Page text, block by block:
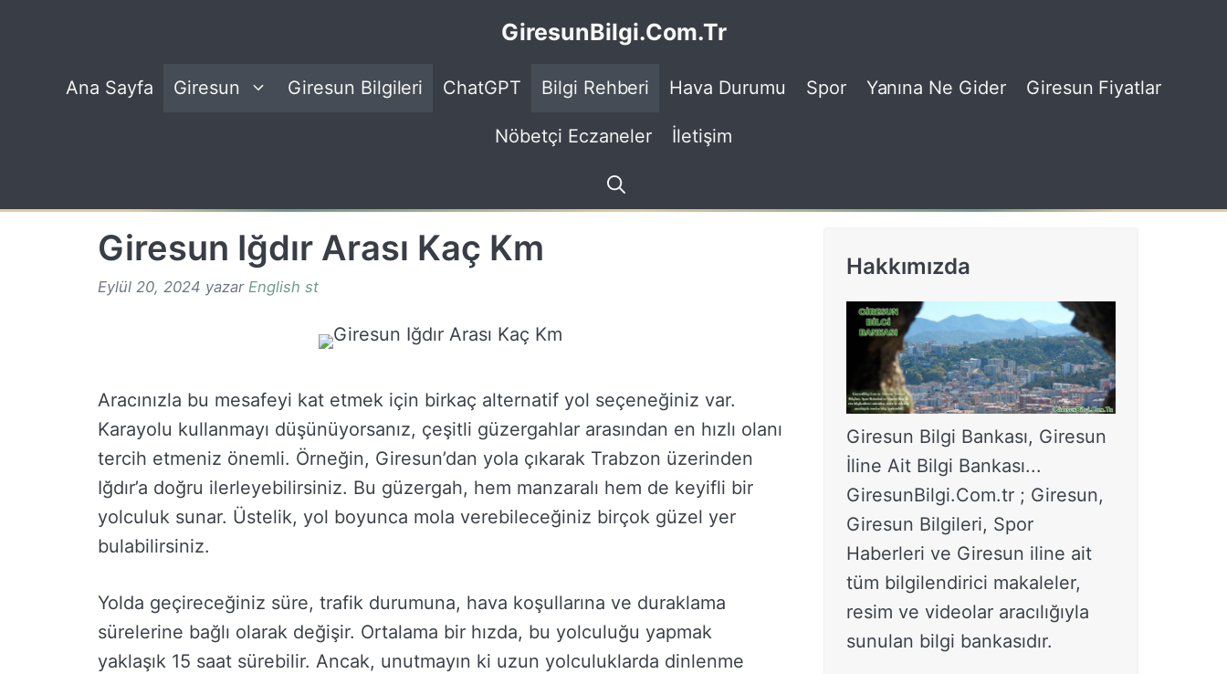
GiresunBilgi.Com.Tr
Ana Sayfa Giresun Giresun Bilgileri ChatGPT Bilgi Rehberi Hava Durumu Spor Yanına Ne Gider Giresun Fiyatlar
Nöbetçi Eczaneler İletişim
Giresun Iğdır Arası Kaç Km
Eylül 20, 2024 yazar English st
Aracınızla bu mesafeyi kat etmek için birkaç alternatif yol seçeneğiniz var.
Karayolu kullanmayı düşünüyorsanız, çeşitli güzergahlar arasından en hızlı olanı
tercih etmeniz önemli. Örneğin, Giresun’dan yola çıkarak Trabzon üzerinden
Iğdır’a doğru ilerleyebilirsiniz. Bu güzergah, hem manzaralı hem de keyifli bir
yolculuk sunar. Üstelik, yol boyunca mola verebileceğiniz birçok güzel yer
bulabilirsiniz.
Yolda geçireceğiniz süre, trafik durumuna, hava koşullarına ve duraklama
sürelerine bağlı olarak değişir. Ortalama bir hızda, bu yolculuğu yapmak
yaklaşık 15 saat sürebilir. Ancak, unutmayın ki uzun yolculuklarda dinlenme
Hakkımızda
Giresun Bilgi Bankası, Giresun
İline Ait Bilgi Bankası...
GiresunBilgi.Com.tr ; Giresun,
Giresun Bilgileri, Spor
Haberleri ve Giresun iline ait
tüm bilgilendirici makaleler,
resim ve videolar aracılığıyla
sunulan bilgi bankasıdır.